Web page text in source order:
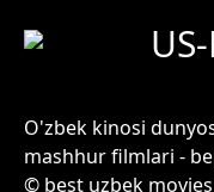
O'zbek kinosi
mashhur filmlari -
© best uzbek movies